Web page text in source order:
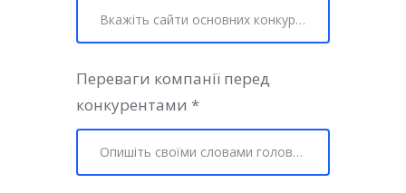
Переваги компанії перед
конкурентами *